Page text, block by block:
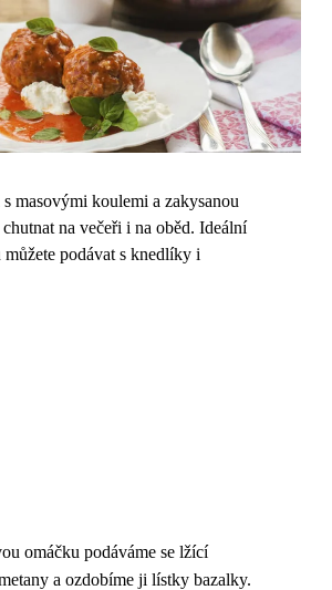
masovými koulemi a zakysanou
na večeři i na oběd. Ideální
můžete podávat s knedlíky i
omáčku podáváme se lžící
a ozdobíme ji lístky bazalky.